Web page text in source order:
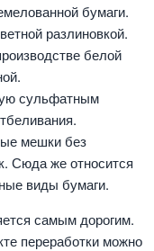
бумаги.
разлиновкой.
белой
сульфатным
мешки без
Сюда же относится
виды бумаги.
самым дорогим.
переработки можно